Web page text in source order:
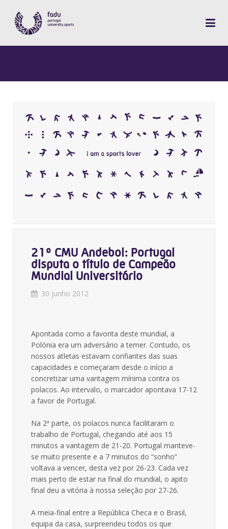
21º CMU Andebol: Portugal
disputa o título de Campeão
Mundial Universitário
30 junho 2012
Apontada como a favorita deste mundial, a
Polónia era um adversário a temer. Contudo, os
nossos atletas estavam confiantes das suas
capacidades e começaram desde o início a
concretizar uma vantagem mínima contra os
polacos. Ao intervalo, o marcador apontava 17-12
a favor de Portugal.
Na 2ª parte, os polacos nunca facilitaram o
trabalho de Portugal, chegando até aos 15
minutos a vantagem de 21-20. Portugal manteve-
se muito presente e a 7 minutos do “sonho”
voltava a vencer, desta vez por 26-23. Cada vez
mais perto de estar na final do mundial, o apito
final deu a vitória à nossa seleção por 27-26.
A meia-final entre a República Checa e o Brasil,
equipa da casa, surpreendeu todos os que